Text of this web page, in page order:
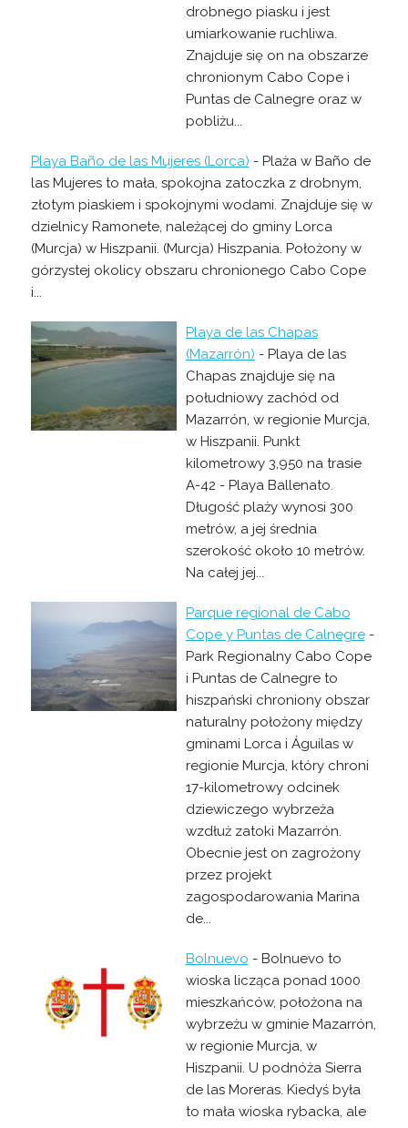
drobnego piasku i jest
umiarkowanie ruchliwa.
Znajduje się on na obszarze
chronionym Cabo Cope i
Puntas de Calnegre oraz w
pobliżu...
Playa Baño de las Mujeres (Lorca) - Plaża w Baño de
las Mujeres to mała, spokojna zatoczka z drobnym,
złotym piaskiem i spokojnymi wodami. Znajduje się w
dzielnicy Ramonete, należącej do gminy Lorca
(Murcja) w Hiszpanii. (Murcja) Hiszpania. Położony w
górzystej okolicy obszaru chronionego Cabo Cope
i...
Playa de las Chapas
(Mazarrón) - Playa de las
Chapas znajduje się na
południowy zachód od
Mazarrón, w regionie Murcja,
w Hiszpanii. Punkt
kilometrowy 3,950 na trasie
A-42 - Playa Ballenato.
Długość plaży wynosi 300
metrów, a jej średnia
szerokość około 10 metrów.
Na całej jej...
Parque regional de Cabo
Cope y Puntas de Calnegre-
Park Regionalny Cabo Cope
i Puntas de Calnegre to
hiszpański chroniony obszar
naturalny położony między
gminami Lorca i Águilas w
regionie Murcja, który chroni
17-kilometrowy odcinek
dziewiczego wybrzeża
wzdłuż zatoki Mazarrón.
Obecnie jest on zagrożony
przez projekt
zagospodarowania Marina
de...
Bolnuevo - Bolnuevo to
wioska licząca ponad 1000
mieszkańców, położona na
wybrzeżu w gminie Mazarrón,
w regionie Murcja, w
Hiszpanii. U podnóża Sierra
de las Moreras. Kiedyś była
to mała wioska rybacka, ale